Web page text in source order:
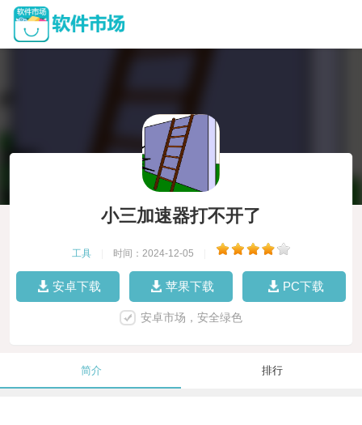
小三加速器打不开了
工具 时间：2024-12-05
安卓下载 苹果下载 PC下载
安卓市场，安全绿色
简介 排行